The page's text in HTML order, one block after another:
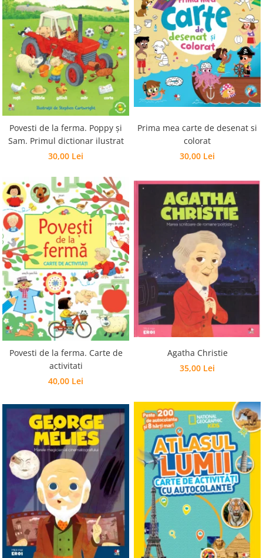
Povesti de la ferma. Poppy și
Sam. Primul dictionar ilustrat
30,00 Lei
Prima mea carte de desenat si
colorat
30,00 Lei
Povesti de la ferma. Carte de
activitati
40,00 Lei
Agatha Christie
35,00 Lei